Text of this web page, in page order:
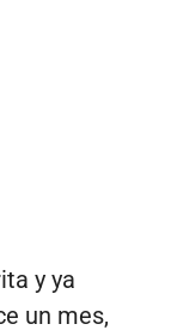
y ya
un mes,